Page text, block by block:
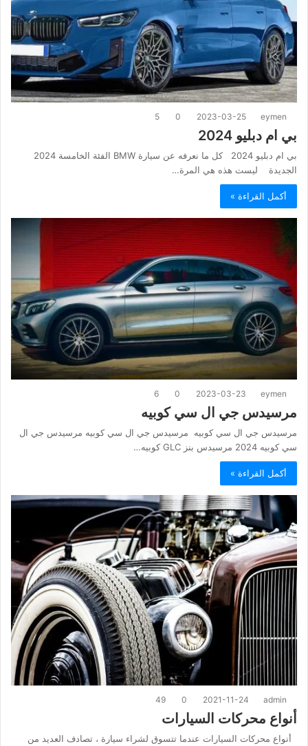
eymen
2023-03-25
0
5
بي ام دبليو 2024
بي ام دبليو 2024 كل ما نعرفه عن سيارة BMW الفئة الخامسة 2024
الجديدة ليست هذه هي المرة…
أكمل القراءة »
eymen
2023-03-23
0
6
مرسيدس جي ال سي كوبيه
مرسيدس جي ال سي كوبيه مرسيدس جي ال سي كوبيه مرسيدس جي ال
سي كوبيه 2024 مرسيدس بنز GLC كوبيه…
أكمل القراءة »
admin
2021-11-24
0
49
أنواع محركات السيارات
أنواع محركات السيارات عندما تتسوق لشراء سيارة ، تصادف العديد من